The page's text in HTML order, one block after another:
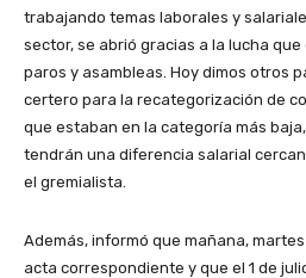
trabajando temas laborales y
sector, se abrió gracias a la lucha
paros y asambleas. Hoy dimos otros
certero para la recategorización de
que estaban en la categoría más
tendrán una diferencia salarial
el gremialista.
Además, informó que mañana,
acta correspondiente y que el 1 de